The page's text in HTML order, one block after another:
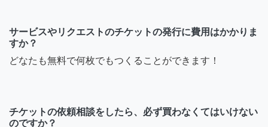
サービスやリクエストのチケットの発行に費用はかかりま
すか？
どなたも無料で何枚でもつくることができます！
チケットの依頼相談をしたら、必ず買わなくてはいけない
のですか？